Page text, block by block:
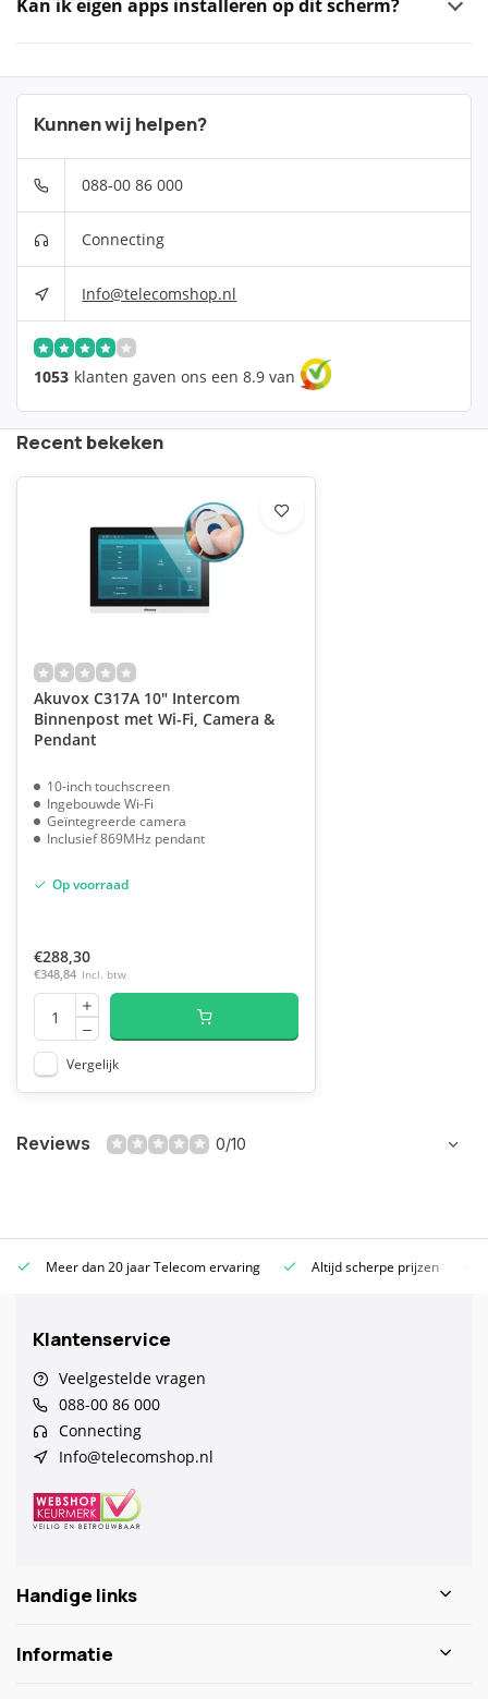
Kan ik eigen apps installeren op dit scherm?
Kunnen wij helpen?
088-00 86 000
Connecting
Info@telecomshop.nl
1053 klanten gaven ons een 8.9 van
Recent bekeken
Akuvox C317A 10" Intercom
Binnenpost met Wi-Fi, Camera &
Pendant
10-inch touchscreen
Ingebouwde Wi-Fi
Geïntegreerde camera
Inclusief 869MHz pendant
Op voorraad
€288,30
€348,84 Incl. btw
Vergelijk
Reviews 0/10
Meer dan 20 jaar Telecom ervaring Altijd scherpe prijzen
Klantenservice
Veelgestelde vragen
088-00 86 000
Connecting
Info@telecomshop.nl
Handige links
Informatie